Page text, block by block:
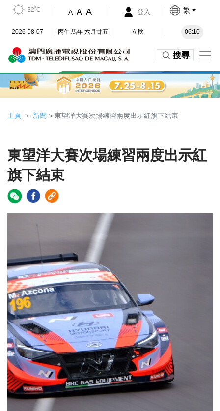
32˚C A A A 登入 繁
2026-08-07 丙午 馬年 六月廿五 立秋 06:10
搜尋
主頁 新聞 > 東望洋大賽次場練習兩度出示紅旗下結束
東望洋大賽次場練習兩度出示紅
旗下結束